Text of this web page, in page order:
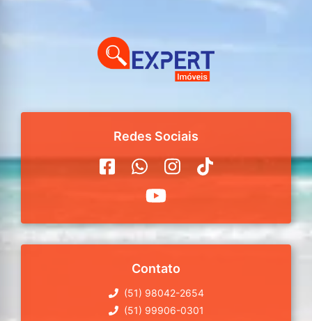
Redes Sociais
Contato
(51) 98042-2654
(51) 99906-0301